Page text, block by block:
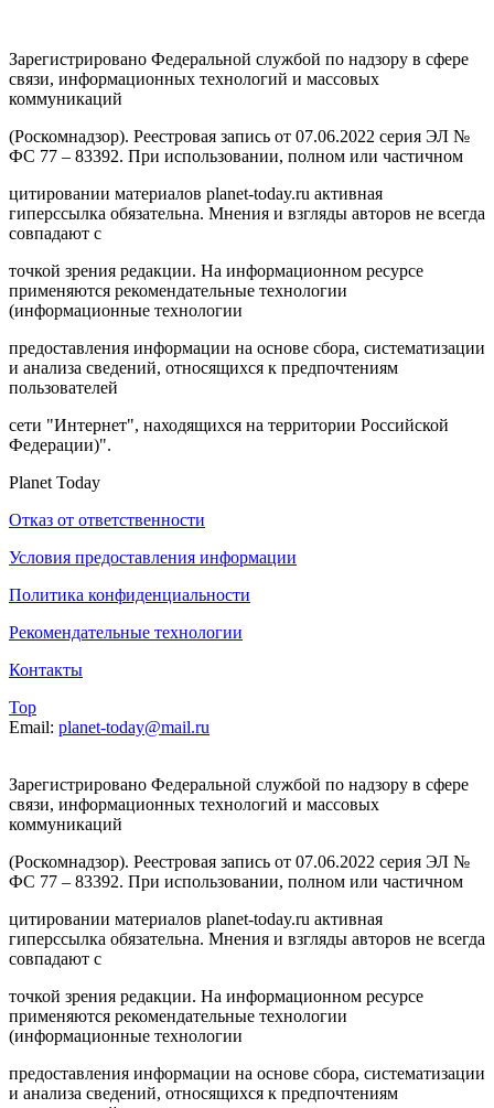
Зарегистрировано Федеральной службой по надзору в сфере
связи, информационных технологий и массовых
коммуникаций
(Роскомнадзор). Реестровая запись от 07.06.2022 серия ЭЛ №
ФС 77 – 83392. При использовании, полном или частичном
цитировании материалов planet-today.ru активная
гиперссылка обязательна. Мнения и взгляды авторов не всегда
совпадают с
точкой зрения редакции. На информационном ресурсе
применяются рекомендательные технологии
(информационные технологии
предоставления информации на основе сбора, систематизации
и анализа сведений, относящихся к предпочтениям
пользователей
сети "Интернет", находящихся на территории Российской
Федерации)".
Planet Today
Отказ от ответственности
Условия предоставления информации
Политика конфиденциальности
Рекомендательные технологии
Контакты
Top
Email: planet-today@mail.ru
Зарегистрировано Федеральной службой по надзору в сфере
связи, информационных технологий и массовых
коммуникаций
(Роскомнадзор). Реестровая запись от 07.06.2022 серия ЭЛ №
ФС 77 – 83392. При использовании, полном или частичном
цитировании материалов planet-today.ru активная
гиперссылка обязательна. Мнения и взгляды авторов не всегда
совпадают с
точкой зрения редакции. На информационном ресурсе
применяются рекомендательные технологии
(информационные технологии
предоставления информации на основе сбора, систематизации
и анализа сведений, относящихся к предпочтениям